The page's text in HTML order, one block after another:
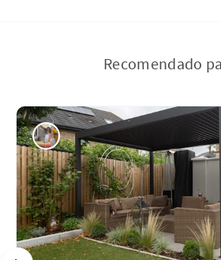
Recomendado